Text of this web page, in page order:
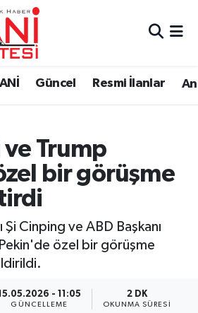
Güncel Resmi İlanlar
Trump
bir görüşme
Şi Cinping ve ABD Başkanı
özel bir görüşme
- 11:05
GÜNCELLEME
2 DK
OKUNMA SÜRESI
Eczaneler
Haritası
Durumu ve Fikstür